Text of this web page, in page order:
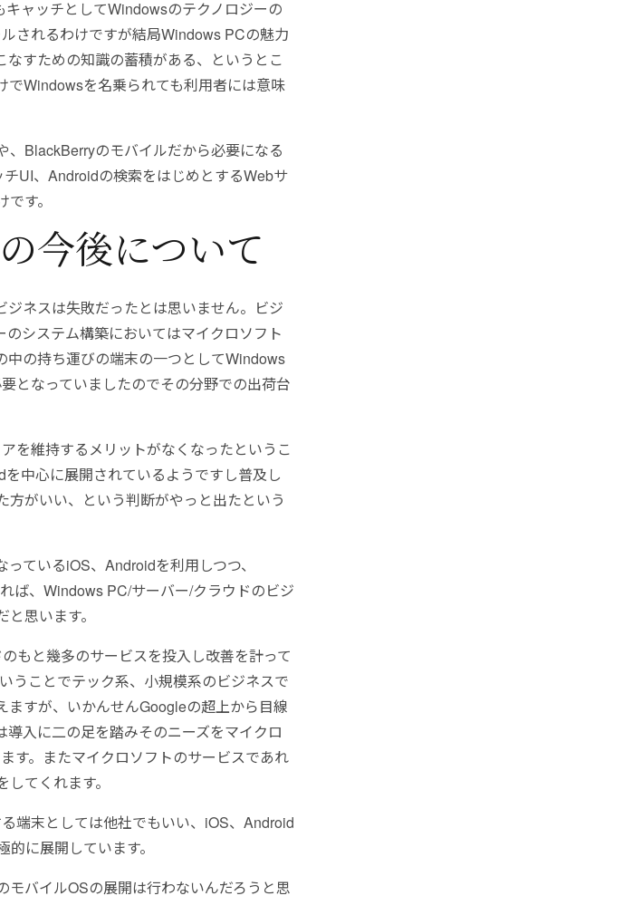
ャッチとしてWindowsのテクノロジーの
されるわけですが結局Windows PCの魅力
すための知識の蓄積がある、というとこ
Windowsを名乗られても利用者には意味
BlackBerryのモバイルだから必要になる
UI、Androidの検索をはじめとするWebサ
す。
今後について
ネスは失敗だったとは思いません。ビジ
システム構築においてはマイクロソフト
中の持ち運びの端末の一つとしてWindows
となっていましたのでその分野での出荷台
を維持するメリットがなくなったというこ
中心に展開されているようですし普及し
がいい、という判断がやっと出たという
ているiOS、Androidを利用しつつ、
ば、Windows PC/サーバー/クラウドのビジ
思います。
もと幾多のサービスを投入し改善を計って
うことでテック系、小規模系のビジネスで
すが、いかんせんGoogleの超上から目線
入に二の足を踏みそのニーズをマイクロ
す。またマイクロソフトのサービスであれ
てくれます。
端末としては他社でもいい、iOS、Android
に展開しています。
モバイルOSの展開は行わないんだろうと思